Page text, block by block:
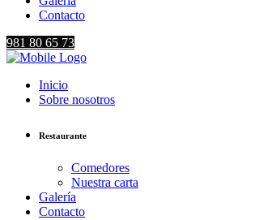
Contacto
981 80 65 73
Inicio
Sobre nosotros
Restaurante
Comedores
Nuestra carta
Galería
Contacto